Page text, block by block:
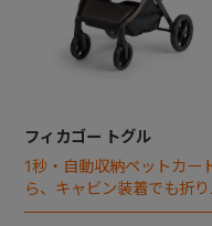
フィカゴー トグル
1秒・自動収納ペットカー
ら、キャビン装着でも折り
ためるモデルが登場！